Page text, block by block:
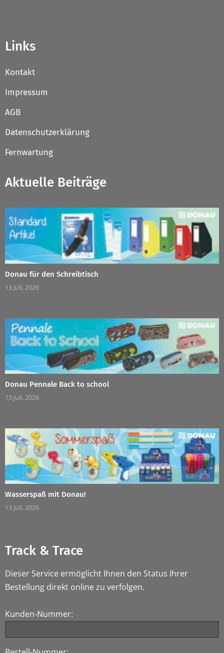
Links
Kontakt
Impressum
AGB
Datenschutzerklärung
Fernwartung
Aktuelle Beiträge
Donau für den Schreibtisch
13 Juli, 2026
Donau Pennale Back to school
13 Juli, 2026
Wasserspaß mit Donau!
13 Juli, 2026
Track & Trace
Dieser Service ermöglicht Ihnen den Status Ihrer
Bestellung direkt online zu verfolgen.
Kunden-Nummer: